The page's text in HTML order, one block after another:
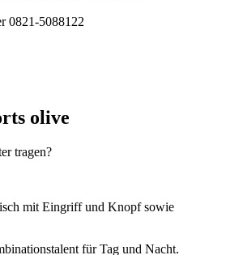
0821-5088122
olive
tragen?
mit Eingriff und Knopf sowie
für Tag und Nacht.